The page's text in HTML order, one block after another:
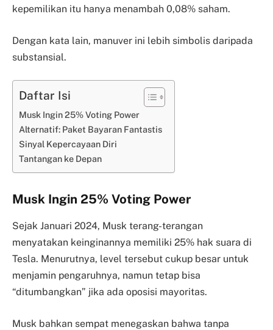
kepemilikan itu hanya menambah 0,08% saham.
Dengan kata lain, manuver ini lebih simbolis daripada
substansial.
Daftar Isi
Musk Ingin 25% Voting Power
Alternatif: Paket Bayaran Fantastis
Sinyal Kepercayaan Diri
Tantangan ke Depan
Musk Ingin 25% Voting Power
Sejak Januari 2024, Musk terang-terangan
menyatakan keinginannya memiliki 25% hak suara di
Tesla. Menurutnya, level tersebut cukup besar untuk
menjamin pengaruhnya, namun tetap bisa
“ditumbangkan” jika ada oposisi mayoritas.
Musk bahkan sempat menegaskan bahwa tanpa